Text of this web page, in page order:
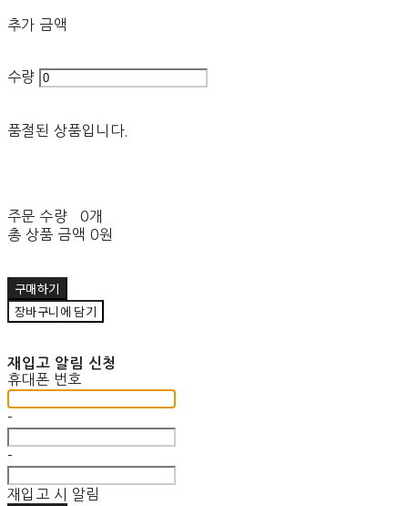
추가 금액
수량
품절된 상품입니다.
주문 수량
0개
총 상품 금액 0원
구매하기
장바구니에 담기
재입고 알림 신청
휴대폰 번호
-
-
재입고 시 알림